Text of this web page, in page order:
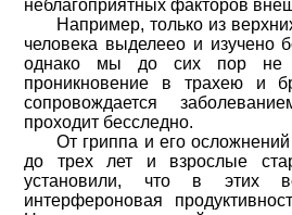
неблагоприятных факторов
Например, только из
человека выделеео и изучено
однако мы до сих пор не
проникновение в трахею и
сопровождается
проходит бесследно.
От гриппа и его
до трех лет и взрослые
установили, что в этих
интерфероновая